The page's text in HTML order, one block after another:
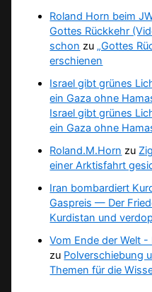
Roland Horn beim
Gottes Rückkehr
schon zu „Gottes
erschienen
Israel gibt grünes
ein Gaza ohne
Israel gibt grünes
ein Gaza ohne
Roland.M.Horn zu
einer Arktisfahrt
Iran bombardiert
Gaspreis — Der
Kurdistan und
Vom Ende der Welt
zu Polverschiebung
Themen für die